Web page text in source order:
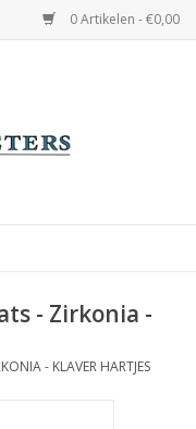
0 Artikelen - €0,00
- Zirkonia -
- KLAVER HARTJES